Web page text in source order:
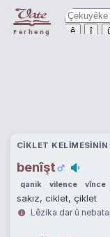
Ferheng ê î
CIKLET
benîşt
qanik vilence vînce
sakız, ciklet, çiklet
Lêzika dar û